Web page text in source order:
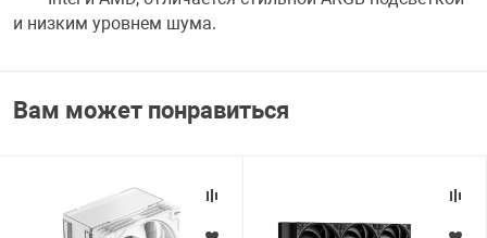
и низким уровнем шума.
Вам может понравиться